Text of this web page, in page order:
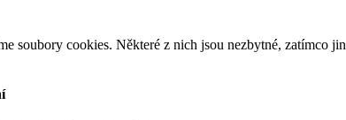
soubory cookies. Některé z nich jsou nezbytné, zatímco